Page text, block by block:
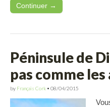
Continuer →
Péninsule de
pas comme
by Français Cork • 08/04/2015